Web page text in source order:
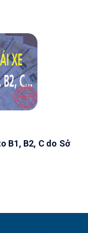
B1, B2, C do Sở